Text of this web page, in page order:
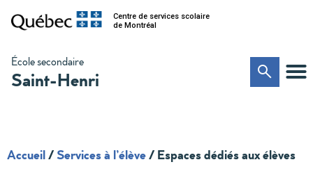
Centre de services scolaire
de Montréal
École secondaire
Saint-Henri
Accueil/Services à l’élève/Espaces dédiés aux élèves